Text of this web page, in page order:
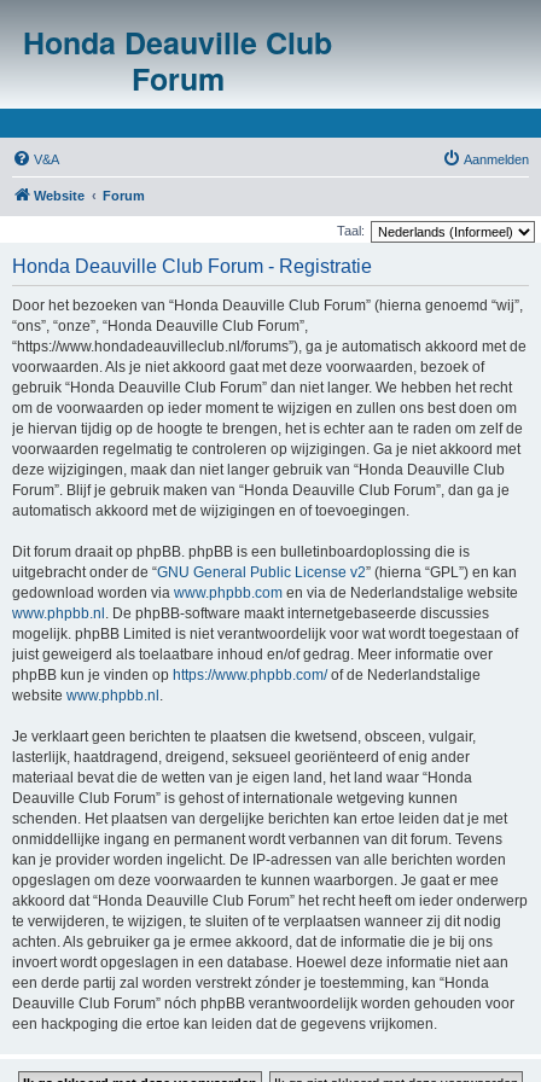
Honda Deauville Club
Forum
V&A Aanmelden
Website Forum
Taal:
Honda Deauville Club Forum - Registratie
Door het bezoeken van “Honda Deauville Club Forum” (hierna genoemd “wij”,
“ons”, “onze”, “Honda Deauville Club Forum”,
“https://www.hondadeauvilleclub.nl/forums”), ga je automatisch akkoord met de
voorwaarden. Als je niet akkoord gaat met deze voorwaarden, bezoek of
gebruik “Honda Deauville Club Forum” dan niet langer. We hebben het recht
om de voorwaarden op ieder moment te wijzigen en zullen ons best doen om
je hiervan tijdig op de hoogte te brengen, het is echter aan te raden om zelf de
voorwaarden regelmatig te controleren op wijzigingen. Ga je niet akkoord met
deze wijzigingen, maak dan niet langer gebruik van “Honda Deauville Club
Forum”. Blijf je gebruik maken van “Honda Deauville Club Forum”, dan ga je
automatisch akkoord met de wijzigingen en of toevoegingen.
Dit forum draait op phpBB. phpBB is een bulletinboardoplossing die is
uitgebracht onder de “GNU General Public License v2” (hierna “GPL”) en kan
gedownload worden via www.phpbb.com en via de Nederlandstalige website
www.phpbb.nl . De phpBB-software maakt internetgebaseerde discussies
mogelijk. phpBB Limited is niet verantwoordelijk voor wat wordt toegestaan of
juist geweigerd als toelaatbare inhoud en/of gedrag. Meer informatie over
phpBB kun je vinden op https://www.phpbb.com/of de Nederlandstalige
website www.phpbb.nl .
Je verklaart geen berichten te plaatsen die kwetsend, obsceen, vulgair,
lasterlijk, haatdragend, dreigend, seksueel georiënteerd of enig ander
materiaal bevat die de wetten van je eigen land, het land waar “Honda
Deauville Club Forum” is gehost of internationale wetgeving kunnen
schenden. Het plaatsen van dergelijke berichten kan ertoe leiden dat je met
onmiddellijke ingang en permanent wordt verbannen van dit forum. Tevens
kan je provider worden ingelicht. De IP-adressen van alle berichten worden
opgeslagen om deze voorwaarden te kunnen waarborgen. Je gaat er mee
akkoord dat “Honda Deauville Club Forum” het recht heeft om ieder onderwerp
te verwijderen, te wijzigen, te sluiten of te verplaatsen wanneer zij dit nodig
achten. Als gebruiker ga je ermee akkoord, dat de informatie die je bij ons
invoert wordt opgeslagen in een database. Hoewel deze informatie niet aan
een derde partij zal worden verstrekt zónder je toestemming, kan “Honda
Deauville Club Forum” nóch phpBB verantwoordelijk worden gehouden voor
een hackpoging die ertoe kan leiden dat de gegevens vrijkomen.